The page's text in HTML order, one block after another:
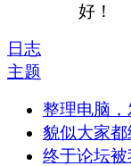
好！
日志
主题
整理电脑
貌似大家都
终于论坛被